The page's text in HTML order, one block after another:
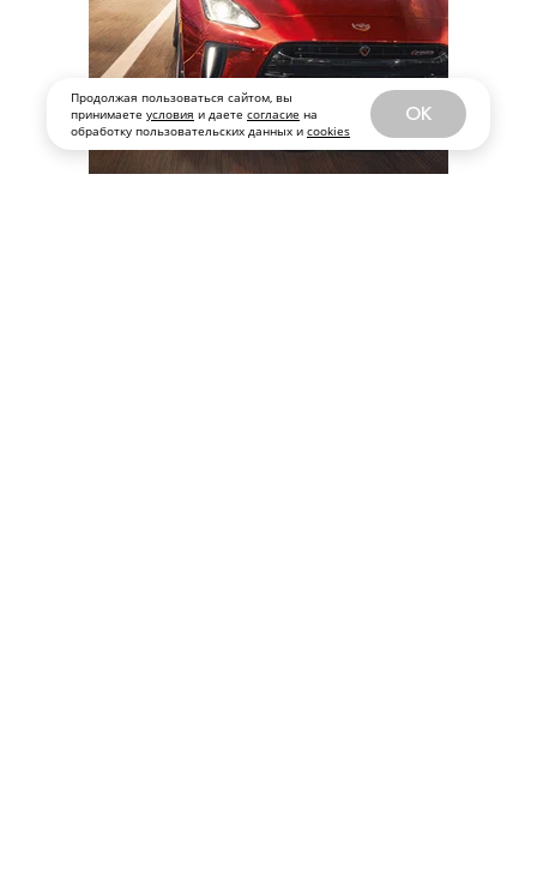
Продолжая пользоваться сайтом, вы
принимаете условия и даете согласие на
обработку пользовательских данных и cookies
OK